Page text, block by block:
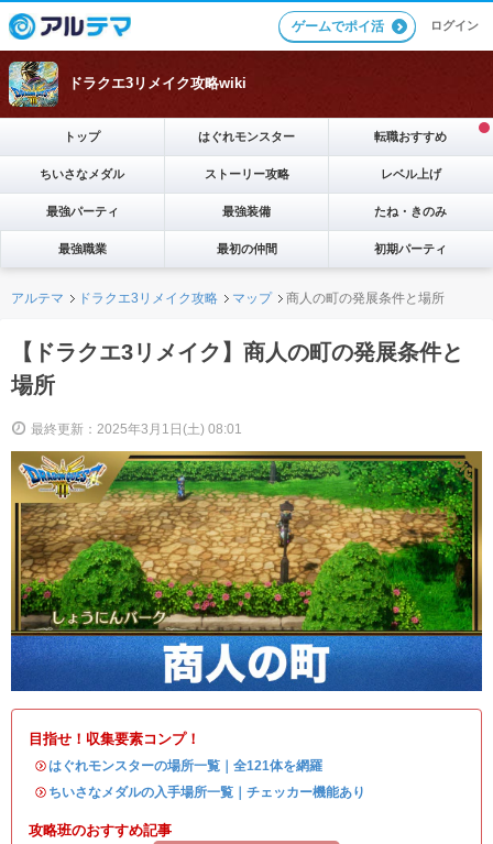
ゲームでポイ活 ログイン
ドラクエ3リメイク攻略wiki
トップ はぐれモンスター 転職おすすめ
ちいさなメダル ストーリー攻略 レベル上げ
最強パーティ 最強装備 たね・きのみ
最強職業 最初の仲間 初期パーティ
アルテマ ドラクエ3リメイク攻略 マップ 商人の町の発展条件と場所
【ドラクエ3リメイク】商人の町の発展条件と
場所
最終更新：2025年3月1日(土) 08:01
目指せ！収集要素コンプ！
・はぐれモンスターの場所一覧｜全121体を網羅
・ ちいさなメダルの入手場所一覧｜チェッカー機能あり
攻略班のおすすめ記事